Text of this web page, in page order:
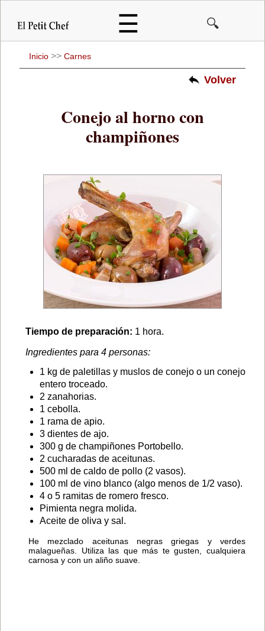
principal
☰ 🔍
Inicio >> Carnes
Volver
Conejo al horno con
champiñones
Tiempo de preparación: 1 hora.
Ingredientes para 4 personas:
1 kg de paletillas y muslos de conejo o un conejo
entero troceado.
2 zanahorias.
1 cebolla.
1 rama de apio.
3 dientes de ajo.
300 g de champiñones Portobello.
2 cucharadas de aceitunas.
500 ml de caldo de pollo (2 vasos).
100 ml de vino blanco (algo menos de 1/2 vaso).
4 o 5 ramitas de romero fresco.
Pimienta negra molida.
Aceite de oliva y sal.
He mezclado aceitunas negras griegas y verdes
malagueñas. Utiliza las que más te gusten, cualquiera
carnosa y con un aliño suave.